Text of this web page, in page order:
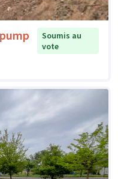
Soumis au
vote